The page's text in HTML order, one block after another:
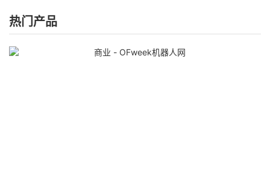
热门产品